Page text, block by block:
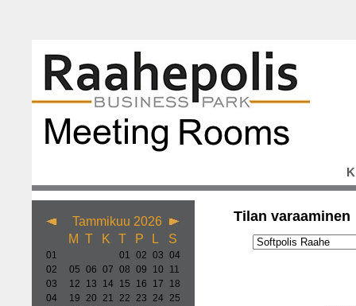
Tammikuu 2026
M T K T P L S
01 01 02 03 04
02
05 06 07 08 09 10
11
03
12 13 14 15 16 17
18
04
19 20 21 22 23 24 25
Tilan varaaminen